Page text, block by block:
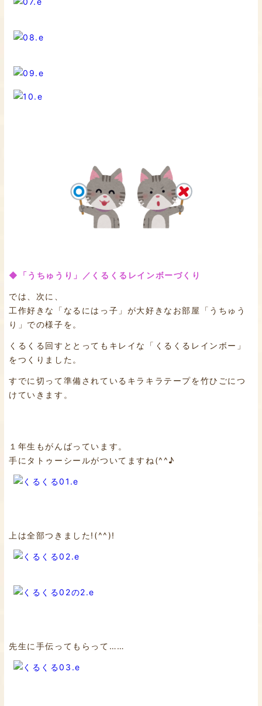
◆「うちゅうり」／くるくるレインボーづくり
では、次に、
工作好きな「なるにはっ子」が大好きなお部屋「うちゅう
り」での様子を。
くるくる回すととってもキレイな「くるくるレインボー」
をつくりました。
すでに切って準備されているキラキラテープを竹ひごにつ
けていきます。
１年生もがんばっています。
手にタトゥーシールがついてますね(^^♪
上は全部つきました!(^^)!
先生に手伝ってもらって……